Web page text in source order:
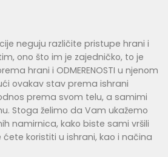
neguju različite pristupe hrani i
ono što im je zajedničko, to je
hrani i ODMERENOSTI u njenom
ovakav stav prema ishrani
prema svom telu, a samimi
Stoga želimo da Vam ukažemo
namirnica, kako biste sami vršili
ćete koristiti u ishrani, kao i načina